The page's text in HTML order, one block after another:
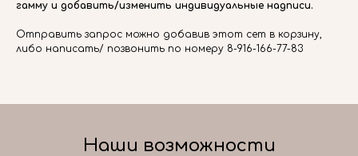
гамму и добавить/изменить индивидуальные надписи.
Отправить запрос можно добавив этот сет в корзину,
либо написать/ позвонить по номеру 8-916-166-77-83
Наши возможности